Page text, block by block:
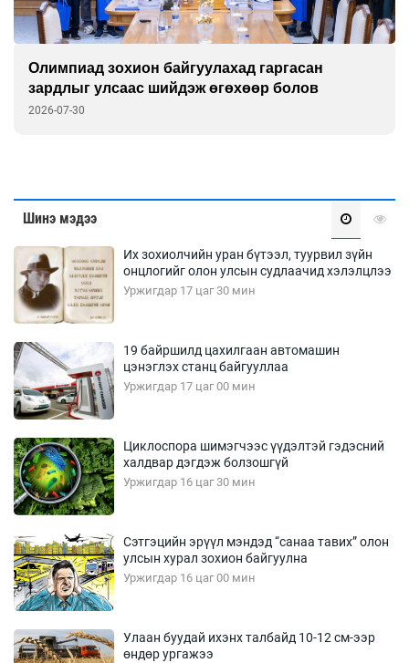
Олимпиад зохион байгуулахад гаргасан
зардлыг улсаас шийдэж өгөхөөр болов
2026-07-30
Шинэ мэдээ
Их зохиолчийн уран бүтээл, туурвил зүйн
онцлогийг олон улсын судлаачид хэлэлцлээ
Уржигдар 17 цаг 30 мин
19 байршилд цахилгаан автомашин
цэнэглэх станц байгууллаа
Уржигдар 17 цаг 00 мин
Циклоспора шимэгчээс үүдэлтэй гэдэсний
халдвар дэгдэж болзошгүй
Уржигдар 16 цаг 30 мин
Сэтгэцийн эрүүл мэндэд “санаа тавих” олон
улсын хурал зохион байгуулна
Уржигдар 16 цаг 00 мин
Улаан буудай ихэнх талбайд 10-12 см-ээр
өндөр ургажээ